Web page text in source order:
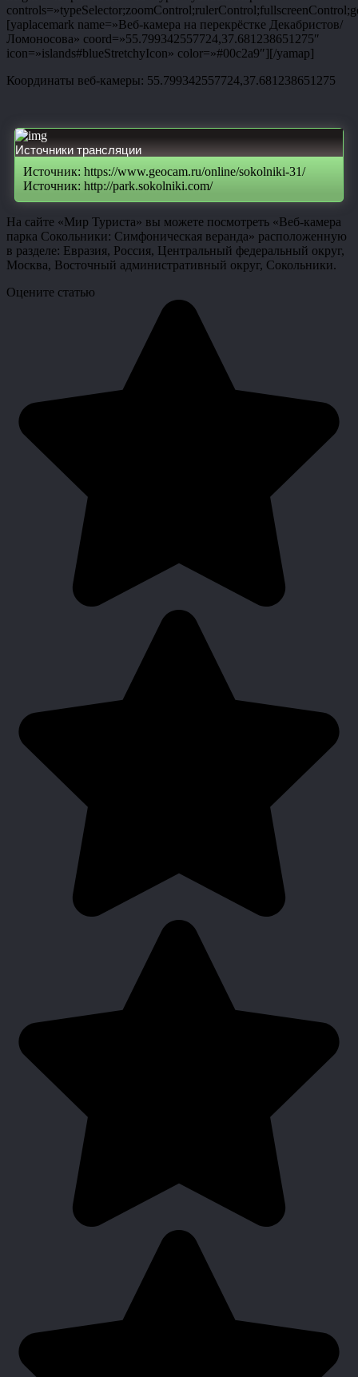
[yaplacemark name=»Веб-камера на перекрёстке Декабристов/
Ломоносова» coord=»55.799342557724,37.681238651275″
icon=»islands#blueStretchyIcon» color=»#00c2a9″][/yamap]
Координаты веб-камеры: 55.799342557724,37.681238651275
Источники трансляции
Источник: https://www.geocam.ru/online/sokolniki-31/
Источник: http://park.sokolniki.com/
На сайте «Мир Туриста» вы можете посмотреть «Веб-камера
парка Сокольники: Симфоническая веранда» расположенную
в разделе: Евразия, Россия, Центральный федеральный округ,
Москва, Восточный административный округ, Сокольники.
Оцените статью